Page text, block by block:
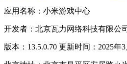
应用名称：小米游戏中心
开发者：北京瓦力网络科技有限公
版本：13.5.0.70 更新时间：2025年3